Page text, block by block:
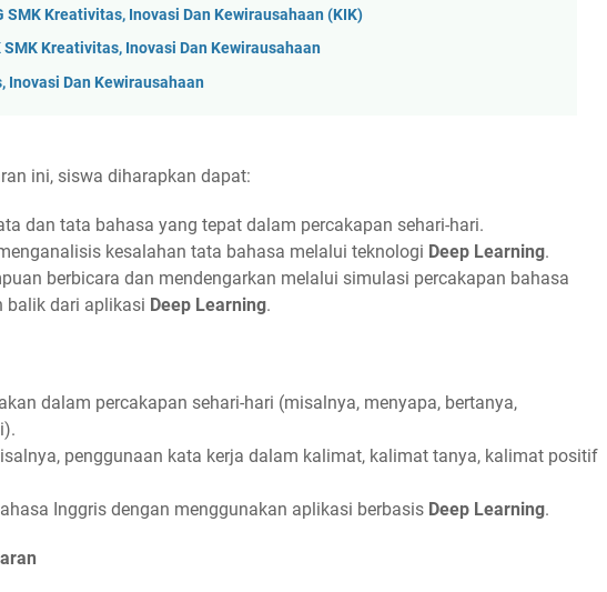
SMK Kreativitas, Inovasi Dan Kewirausahaan (KIK)
SMK Kreativitas, Inovasi Dan Kewirausahaan
Inovasi Dan Kewirausahaan
ini, siswa diharapkan dapat:
dan tata bahasa yang tepat dalam percakapan sehari-hari.
kesalahan tata bahasa melalui teknologi Deep Learning.
berbicara dan mendengarkan melalui simulasi percakapan bahasa
balik dari aplikasi Deep Learning.
dalam percakapan sehari-hari (misalnya, menyapa, bertanya,
penggunaan kata kerja dalam kalimat, kalimat tanya, kalimat positif
Inggris dengan menggunakan aplikasi berbasis Deep Learning.